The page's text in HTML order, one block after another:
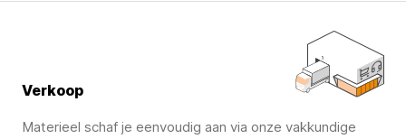
Verkoop
Materieel schaf je eenvoudig aan via onze vakkundige